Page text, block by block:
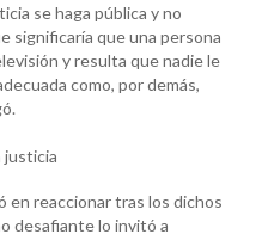
se haga pública y no
significaría que una persona
y resulta que nadie le
como, por demás,
justicia
en reaccionar tras los dichos
desafiante lo invitó a